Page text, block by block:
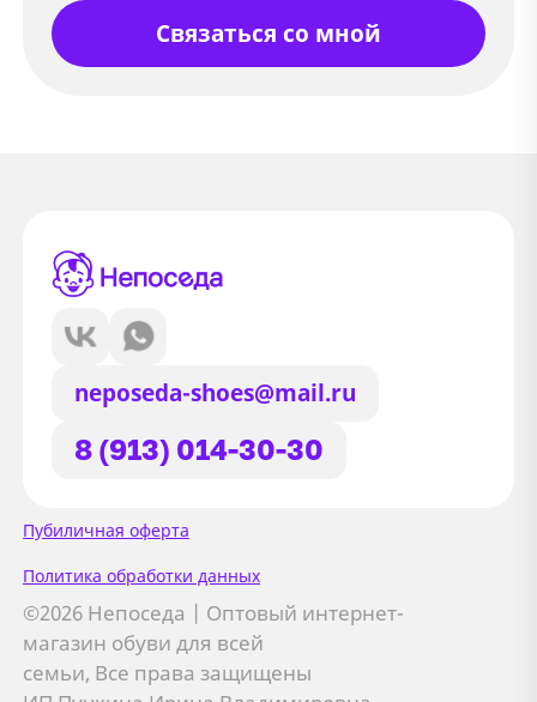
Связаться со мной
neposeda-shoes@mail.ru
8 (913) 014-30-30
Пубиличная оферта
Политика обработки данных
©2026 Непоседа | Оптовый интернет-
магазин обуви для всей
семьи, Все права защищены
Сайт использует файлы Cookie
Мы используем файлы cookie и
сторонние сервисы (Yandex.Metrica и
AppMetrica) для анализа трафика,
персонализации контента и улучшения